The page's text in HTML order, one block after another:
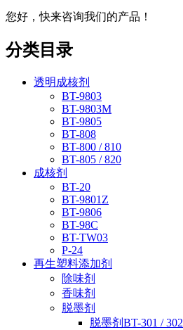
您好，快来咨询我们的产品！
分类目录
透明成核剂
BT-9803
BT-9803M
BT-9805
BT-808
BT-800 / 810
BT-805 / 820
成核剂
BT-20
BT-9801Z
BT-9806
BT-98C
BT-TW03
P-24
再生塑料添加剂
除味剂
香味剂
脱墨剂
脱墨剂BT-301 / 302